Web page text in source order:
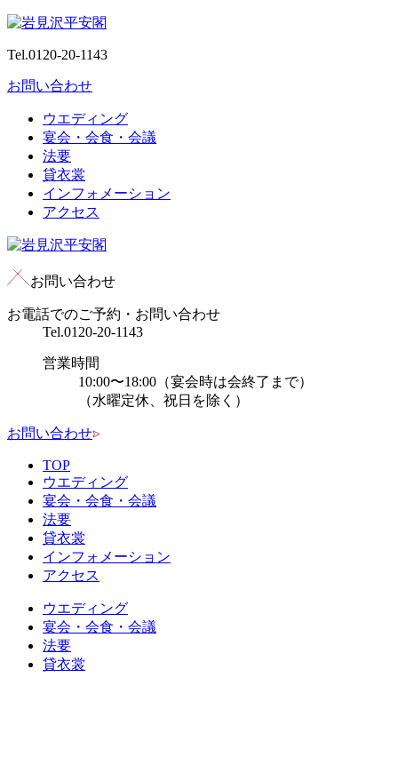
Tel.0120-20-1143
お問い合わせ
ウエディング
宴会・会食・会議
法要
貸衣裳
インフォメーション
アクセス
お問い合わせ
お電話でのご予約・お問い合わせ
Tel.0120-20-1143
営業時間
10:00〜18:00（宴会時は会終了まで）
（水曜定休、祝日を除く）
お問い合わせ
TOP
ウエディング
宴会・会食・会議
法要
貸衣裳
インフォメーション
アクセス
ウエディング
宴会・会食・会議
法要
貸衣裳